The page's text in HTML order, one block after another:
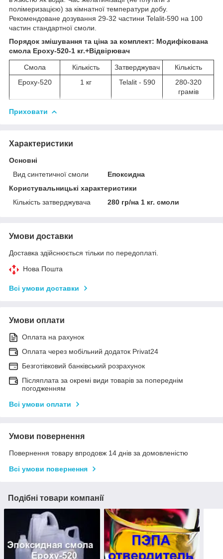
полімеризацією) за кімнатної температури добу.
Рекомендоване дозування 29-32 частини Telalit-590 на 100
частин стандартної смоли.
Порядок змішування та ціна за комплект: Модифікована
смола Epoxy-520-1 кг.+Відвірювач
Смола Кількість Затверджувач
Кількість
Eроxy-520
1 кг Telalit - 590
280-320
грамів
Приховати
Характеристики
Основні
Вид синтетичної смоли
Епоксидна
Користувальницькі характеристики
Кількість затверджувача
280 гр/на 1 кг. смоли
Умови доставки
Доставка здійснюється тільки по передоплаті.
Нова Пошта
Всі умови доставки
Умови оплати
Оплата на рахунок
Оплата через мобільний додаток Privat24
Безготівковий банківський розрахунок
Післяплата за окремі види товарів за попереднім
погодженням
Всі умови оплати
Умови повернення
Повернення товару впродовж 14 днів за домовленістю
Всі умови повернення
Подібні товари компанії